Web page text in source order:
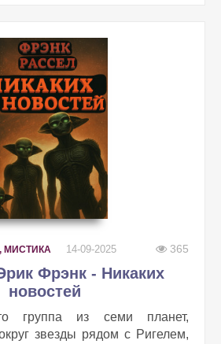
МИСТИКА 14-09-2025 365
Фрэнк - Никаких
новостей
группа из семи планет,
звезды рядом с Ригелем,